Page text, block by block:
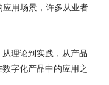
用场景，许多从业者
理论到实践，从产品
字化产品中的应用之